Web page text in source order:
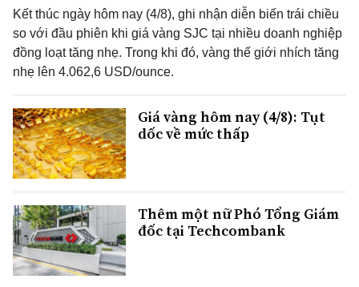
Kết thúc ngày hôm nay (4/8), ghi nhận diễn biến trái chiều
so với đầu phiên khi giá vàng SJC tại nhiều doanh nghiệp
đồng loạt tăng nhẹ. Trong khi đó, vàng thế giới nhích tăng
nhẹ lên 4.062,6 USD/ounce.
Giá vàng hôm nay (4/8): Tụt
dốc về mức thấp
Thêm một nữ Phó Tổng Giám
đốc tại Techcombank